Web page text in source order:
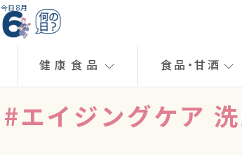
今日 8月
健康食品 食品・甘酒
#エイジングケア